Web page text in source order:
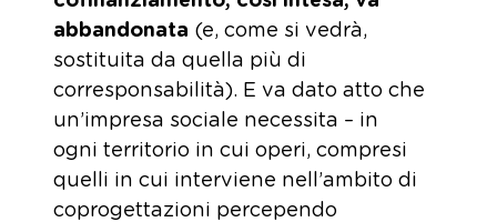
abbandonata (e, come si vedrà,
sostituita da quella più di
corresponsabilità). E va dato atto che
un’impresa sociale necessita – in
ogni territorio in cui operi, compresi
quelli in cui interviene nell’ambito di
coprogettazioni percependo